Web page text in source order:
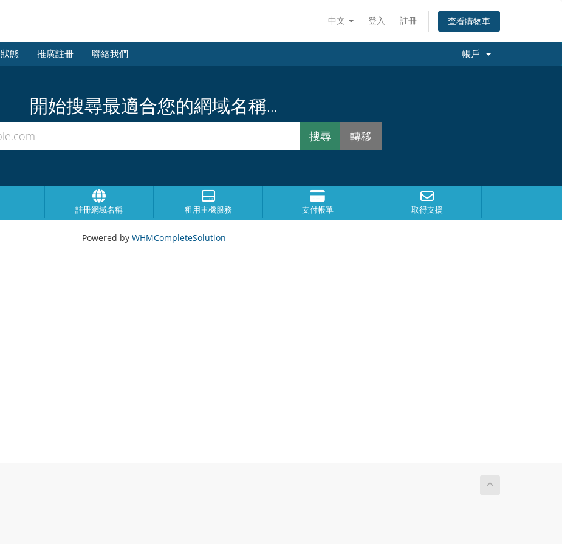
中文 登入 註冊 查看購物車
態 推廣註冊 聯絡我們 帳戶
開始搜尋最適合您的網域名稱...
註冊網域名稱 租用主機服務 支付帳單 取得支援
Powered by WHMCompleteSolution